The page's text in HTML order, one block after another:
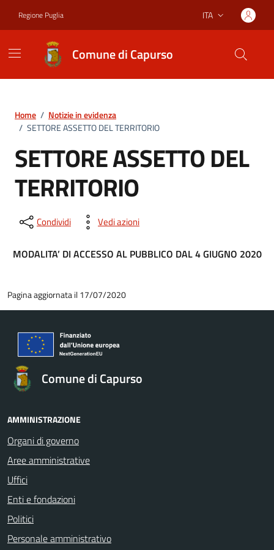
Regione Puglia Lingua attiva:
ITA
Comune di Capurso
Home / Notizie in evidenza
/ SETTORE ASSETTO DEL TERRITORIO
SETTORE ASSETTO DEL
TERRITORIO
Condividi Vedi azioni
MODALITA’ DI ACCESSO AL PUBBLICO DAL 4 GIUGNO 2020
Pagina aggiornata il 17/07/2020
Comune di Capurso
AMMINISTRAZIONE
Organi di governo
Aree amministrative
Uffici
Enti e fondazioni
Politici
Personale amministrativo